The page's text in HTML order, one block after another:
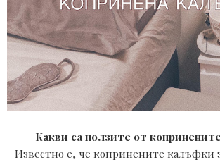
Какви са ползите от
Известно е, че копринените калъфки